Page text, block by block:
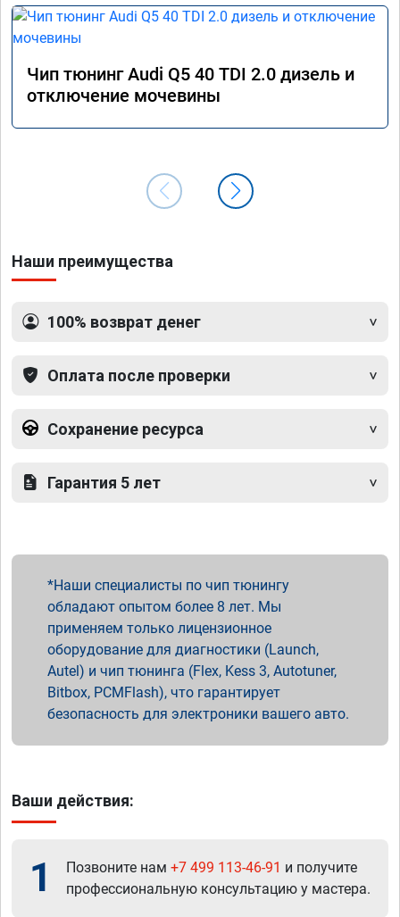
Чип тюнинг Audi Q5 40 TDI 2.0 дизель и
отключение мочевины
Наши преимущества
100% возврат денег
Оплата после проверки
Сохранение ресурса
Гарантия 5 лет
Наши специалисты по чип тюнингу
обладают опытом более 8 лет. Мы
применяем только лицензионное
оборудование для диагностики (Launch,
Autel) и чип тюнинга (Flex, Kess 3, Autotuner,
Bitbox, PCMFlash), что гарантирует
безопасность для электроники вашего авто.
Ваши действия:
1 Позвоните нам +7 499 113-46-91 и получите
профессиональную консультацию у мастера.